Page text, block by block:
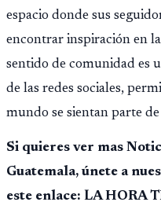
espacio donde sus
encontrar inspiración en
sentido de comunidad es
de las redes sociales,
mundo se sientan parte
Si quieres ver mas
Guatemala, únete a
este enlace: LA HORA